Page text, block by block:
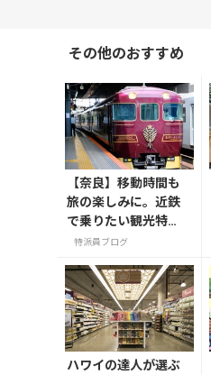
その他のおすすめ
【奈良】移動時間も
旅の楽しみに。近鉄
で乗りたい観光特
急・特急列車3選
特派員ブログ
ハワイの達人が選ぶ